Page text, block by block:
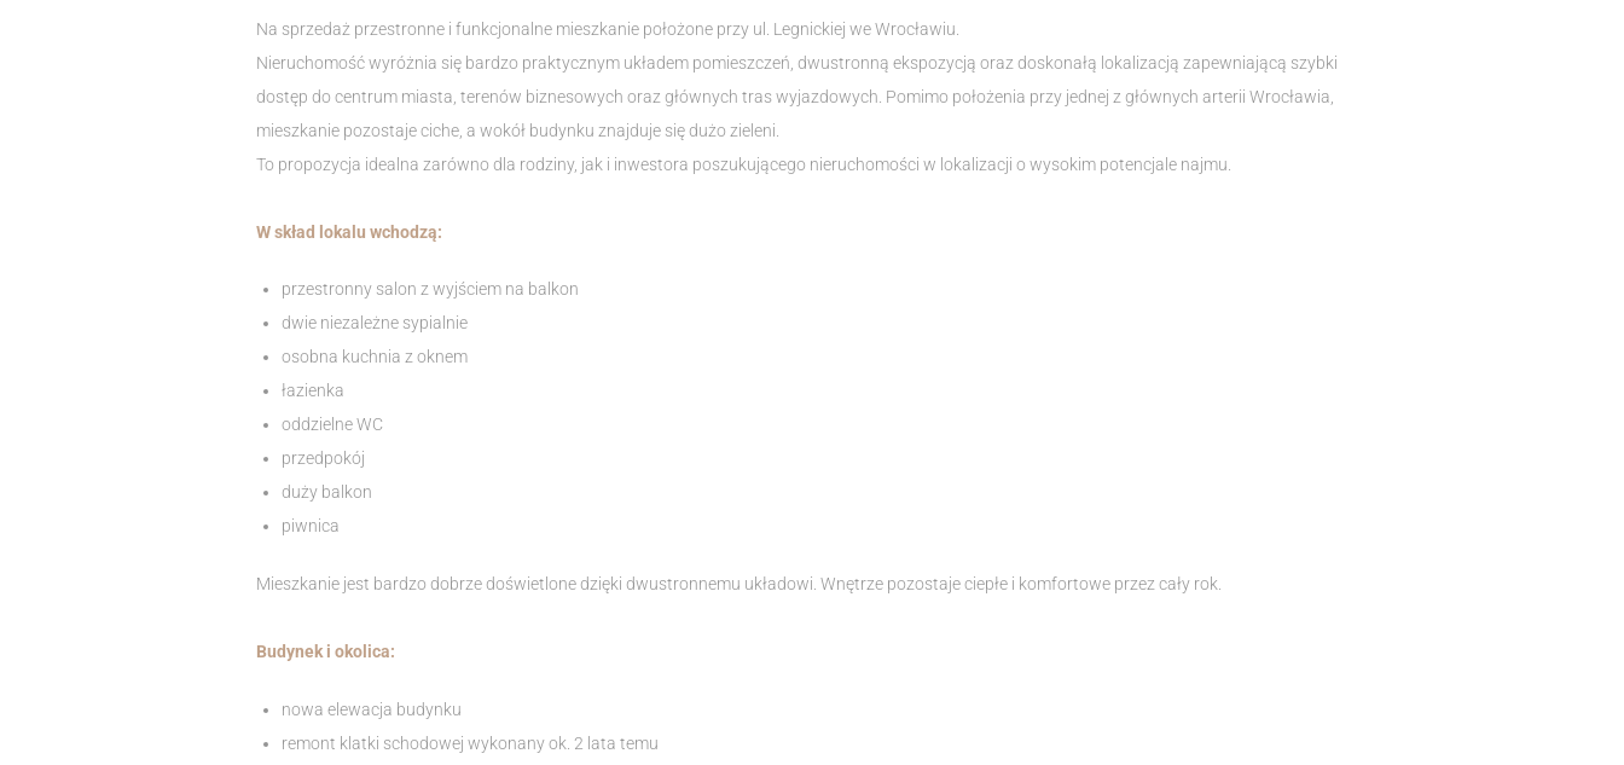
Na sprzedaż przestronne i funkcjonalne mieszkanie położone przy ul. Legnickiej we Wrocławiu.
Nieruchomość wyróżnia się bardzo praktycznym układem pomieszczeń, dwustronną ekspozycją oraz doskonałą lokalizacją zapewniającą szybki
dostęp do centrum miasta, terenów biznesowych oraz głównych tras wyjazdowych. Pomimo położenia przy jednej z głównych arterii Wrocławia,
mieszkanie pozostaje ciche, a wokół budynku znajduje się dużo zieleni.
To propozycja idealna zarówno dla rodziny, jak i inwestora poszukującego nieruchomości w lokalizacji o wysokim potencjale najmu.
W skład lokalu wchodzą:
przestronny salon z wyjściem na balkon
dwie niezależne sypialnie
osobna kuchnia z oknem
łazienka
oddzielne WC
przedpokój
duży balkon
piwnica
Mieszkanie jest bardzo dobrze doświetlone dzięki dwustronnemu układowi. Wnętrze pozostaje ciepłe i komfortowe przez cały rok.
Budynek i okolica:
nowa elewacja budynku
remont klatki schodowej wykonany ok. 2 lata temu